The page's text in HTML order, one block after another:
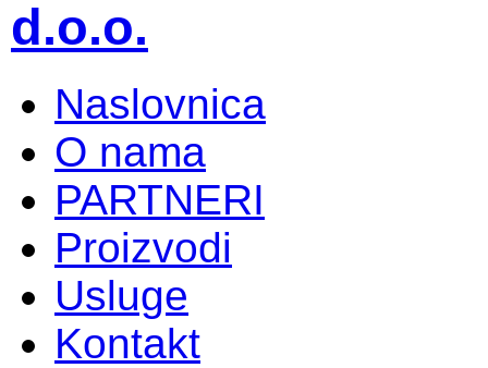
Naslovnica
O nama
PARTNERI
Proizvodi
Usluge
Kontakt